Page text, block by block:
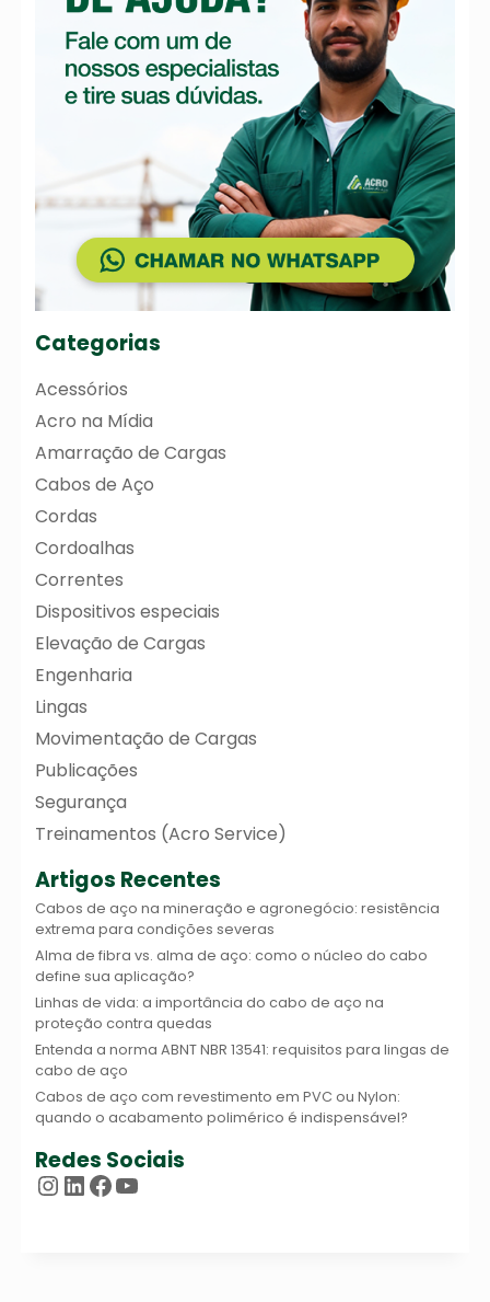
Categorias
Acessórios
Acro na Mídia
Amarração de Cargas
Cabos de Aço
Cordas
Cordoalhas
Correntes
Dispositivos especiais
Elevação de Cargas
Engenharia
Lingas
Movimentação de Cargas
Publicações
Segurança
Treinamentos (Acro Service)
Artigos Recentes
Cabos de aço na mineração e agronegócio: resistência
extrema para condições severas
Alma de fibra vs. alma de aço: como o núcleo do cabo
define sua aplicação?
Linhas de vida: a importância do cabo de aço na
proteção contra quedas
Entenda a norma ABNT NBR 13541: requisitos para lingas de
cabo de aço
Cabos de aço com revestimento em PVC ou Nylon:
quando o acabamento polimérico é indispensável?
Redes Sociais
Instagram
LinkedIn
Facebook
Youtube